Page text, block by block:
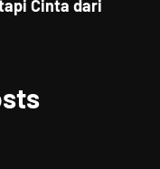
Cinta dari